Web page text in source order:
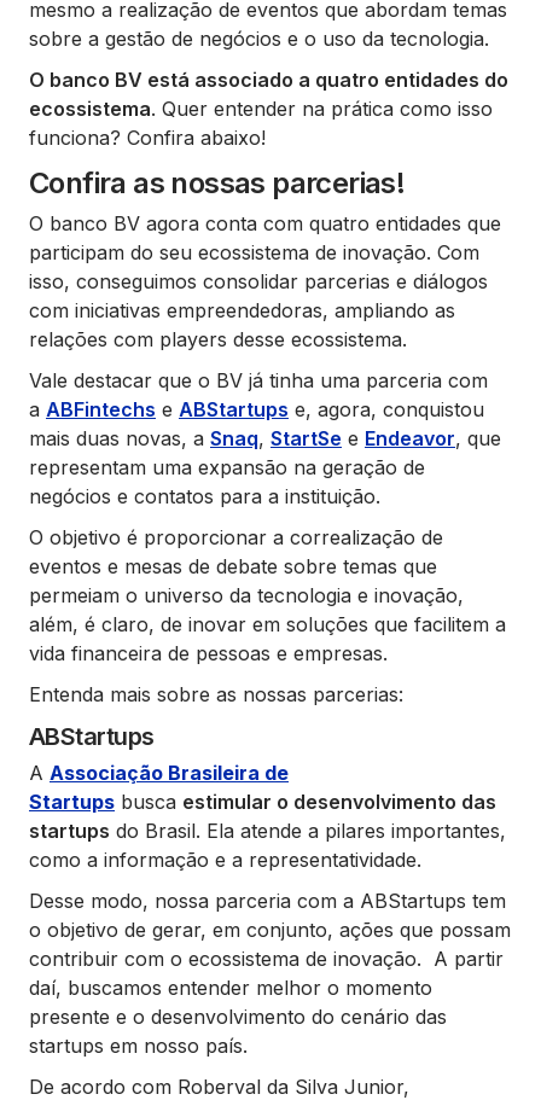
mesmo a realização de eventos que abordam temas
sobre a gestão de negócios e o uso da tecnologia.
O banco BV está associado a quatro entidades do
ecossistema. Quer entender na prática como isso
funciona? Confira abaixo!
Confira as nossas parcerias!
O banco BV agora conta com quatro entidades que
participam do seu ecossistema de inovação. Com
isso, conseguimos consolidar parcerias e diálogos
com iniciativas empreendedoras, ampliando as
relações com players desse ecossistema.
Vale destacar que o BV já tinha uma parceria com
a ABFintechs e ABStartups e, agora, conquistou
mais duas novas, a Snaq, StartSe e Endeavor, que
representam uma expansão na geração de
negócios e contatos para a instituição.
O objetivo é proporcionar a correalização de
eventos e mesas de debate sobre temas que
permeiam o universo da tecnologia e inovação,
além, é claro, de inovar em soluções que facilitem a
vida financeira de pessoas e empresas.
Entenda mais sobre as nossas parcerias:
ABStartups
A Associação Brasileira de
Startups busca estimular o desenvolvimento das
startups do Brasil. Ela atende a pilares importantes,
como a informação e a representatividade.
Desse modo, nossa parceria com a ABStartups tem
o objetivo de gerar, em conjunto, ações que possam
contribuir com o ecossistema de inovação. A partir
daí, buscamos entender melhor o momento
presente e o desenvolvimento do cenário das
startups em nosso país.
De acordo com Roberval da Silva Junior,